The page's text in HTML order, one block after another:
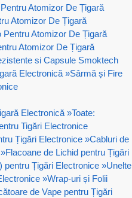
Atomizor De Țigară
Atomizor De Țigară
Atomizor De Țigară
Atomizor De Țigară
si Capsule Smoktech
Electronică »Sârmă și Fire
Electronică »Toate:
Tigări Electronice
Țigări Electronice »Cabluri de
»Flacoane de Lichid pentru Țigări
pentru Țigări Electronice »Unelte
»Wrap-uri și Folii
de Vape pentru Țigări